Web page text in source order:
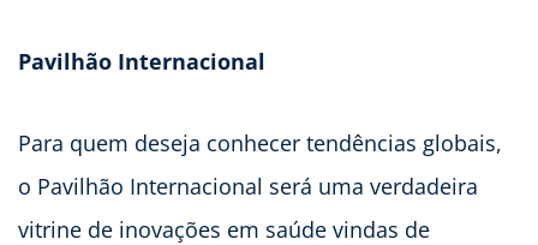
Pavilhão Internacional
Para quem deseja conhecer tendências globais,
o Pavilhão Internacional será uma verdadeira
vitrine de inovações em saúde vindas de